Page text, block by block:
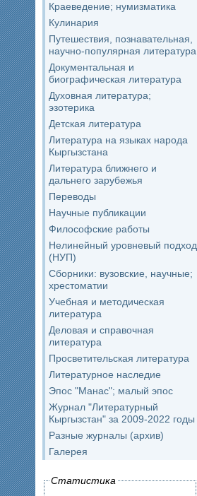
Краеведение; нумизматика
Кулинария
Путешествия, познавательная,
научно-популярная литература
Документальная и
биографическая литература
Духовная литература;
эзотерика
Детская литература
Литература на языках народа
Кыргызстана
Литература ближнего и
дальнего зарубежья
Переводы
Научные публикации
Философские работы
Нелинейный уровневый подход
(НУП)
Сборники: вузовские, научные;
хрестоматии
Учебная и методическая
литература
Деловая и справочная
литература
Просветительская литература
Литературное наследие
Эпос "Манас"; малый эпос
Журнал "Литературный
Кыргызстан" за 2009-2022 годы
Разные журналы (архив)
Галерея
Статистика